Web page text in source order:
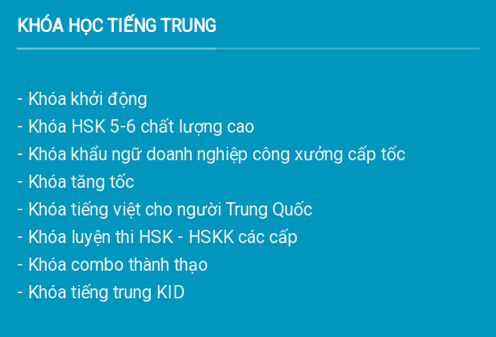
KHÓA HỌC TIẾNG TRUNG
- Khóa khởi động
- Khóa HSK 5-6 chất lượng cao
- Khóa khẩu ngữ doanh nghiệp công xưởng cấp tốc
- Khóa tăng tốc
- Khóa tiếng việt cho người Trung Quốc
- Khóa luyện thi HSK - HSKK các cấp
- Khóa combo thành thạo
- Khóa tiếng trung KID